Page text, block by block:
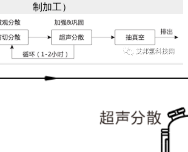
制加工）